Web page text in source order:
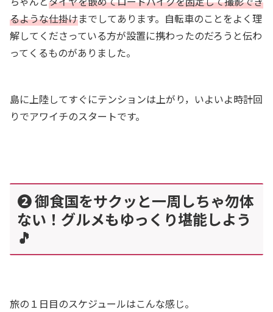
るような仕掛けまでしてあります。自転車のことをよく理
解してくださっている方が設置に携わったのだろうと伝わ
ってくるものがありました。
島に上陸してすぐにテンションは上がり，いよいよ時計回
りでアワイチのスタートです。
❷ 御食国をサクッと一周しちゃ勿体
ない！グルメもゆっくり堪能しよう
🎵
旅の１日目のスケジュールはこんな感じ。